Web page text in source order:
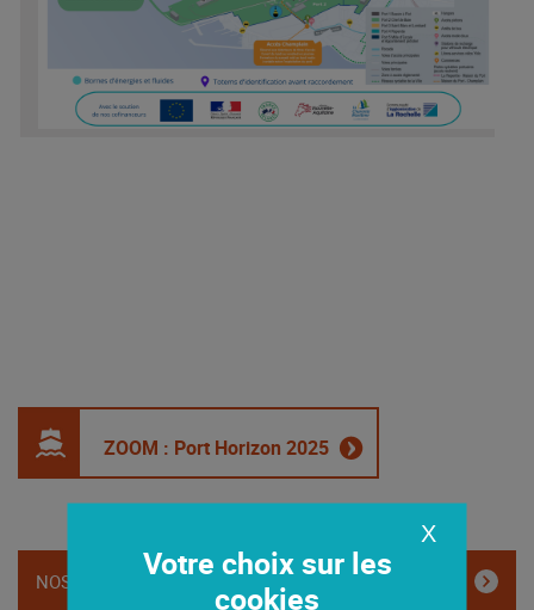
ZOOM : Port Horizon 2025
NOS ENGAGEMENTS
X